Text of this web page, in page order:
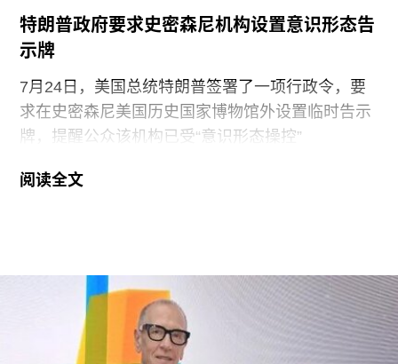
特朗普政府要求史密森尼机构设置意识形态告
示牌
7月24日，美国总统特朗普签署了一项行政令，要
求在史密森尼美国历史国家博物馆外设置临时告示
牌，提醒公众该机构已受“意识形态操控”
持续针对史密森尼学会施压行动的进一步升级。他
扬“美国的伟大”。
其中，美国国家历史博物馆已成为特朗普持续抨击
的主要目标。在本月初发布的一份长达162页的报
阅读全文